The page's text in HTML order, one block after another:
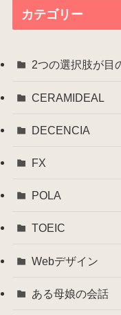
ブ
カテゴリー
2つの選択肢が目
CERAMIDEAL
DECENCIA
FX
POLA
TOEIC
Webデザイン
ある母娘の会話